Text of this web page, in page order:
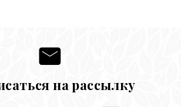
на рассылку